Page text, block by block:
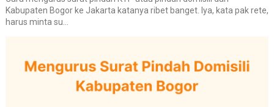
Kabupaten Bogor ke Jakarta katanya ribet banget. Iya, kata pak rete,
harus minta su...